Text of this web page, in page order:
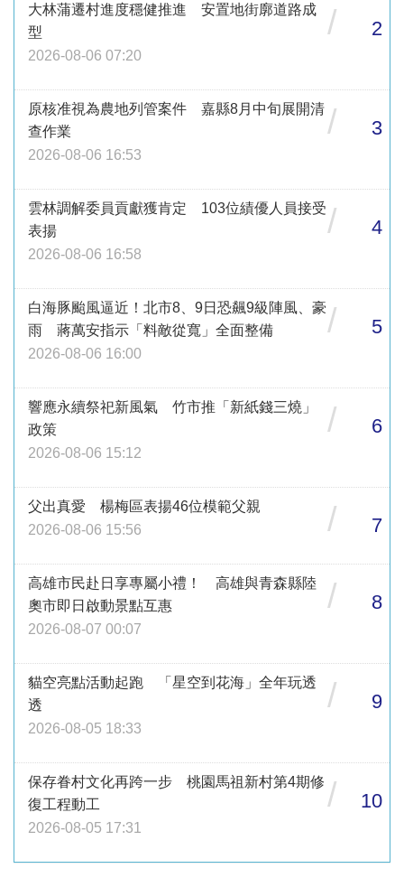
大林蒲遷村進度穩健推進 安置地街廓道路成
型
2026-08-06 07:20
/ 2
原核准視為農地列管案件 嘉縣8月中旬展開清
查作業
2026-08-06 16:53
/ 3
雲林調解委員貢獻獲肯定 103位績優人員接受
表揚
2026-08-06 16:58
/ 4
白海豚颱風逼近！北市8、9日恐飆9級陣風、豪
雨 蔣萬安指示「料敵從寬」全面整備
2026-08-06 16:00
/ 5
響應永續祭祀新風氣 竹市推「新紙錢三燒」
政策
2026-08-06 15:12
/ 6
父出真愛 楊梅區表揚46位模範父親
2026-08-06 15:56
/ 7
高雄市民赴日享專屬小禮！ 高雄與青森縣陸
奧市即日啟動景點互惠
2026-08-07 00:07
/ 8
貓空亮點活動起跑 「星空到花海」全年玩透
透
2026-08-05 18:33
/ 9
保存眷村文化再跨一步 桃園馬祖新村第4期修
復工程動工
2026-08-05 17:31
/ 10